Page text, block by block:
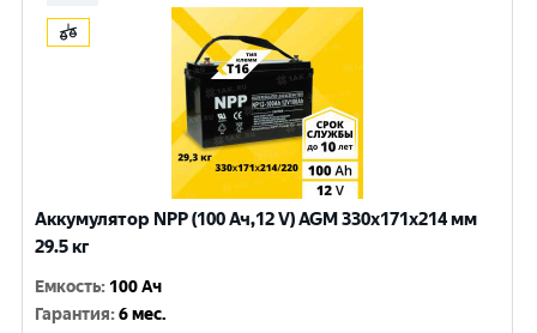
Аккумулятор NPP (100 Ач,12 V) AGM 330x171x214 мм
29.5 кг
Емкость: 100 Ач
Гарантия:6 мес.